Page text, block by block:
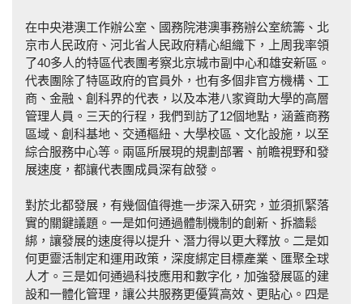
在中央港澳工作辦公室、國務院港澳事務辦公室統籌、北
京市人民政府、河北省人民政府精心組織下，上周我率領
了40多人的特區代表團考察北京城市副中心和雄安新區。
代表團除了特區政府的官員外，也有多個非官方機構、工
商、金融、創科界的代表，以及本港八家資助大學的高層
管理人員。三天的行程，我們到訪了12個地點，涵蓋商務
區域、創科基地、交通樞紐、大學校區、文化設施，以至
綜合服務中心等。兩區所展現的規劃部署、前瞻視野和發
展速度，都讓代表團成員深有啟發。
對於北都發展，有幾個值得進一步深入研究，並須抓緊落
實的關鍵議題。一是如何通過體制機制的創新、拆牆鬆
綁，讓發展的速度得以提升、潛力得以更大釋放。二是如
何更靈活制定和運用政策，深度綁定目標產業、匯聚全球
人才。三是如何通過科技應用和數字化，加強發展區的建
設和一體化管理，讓公共服務更優質高效、更貼心。四是